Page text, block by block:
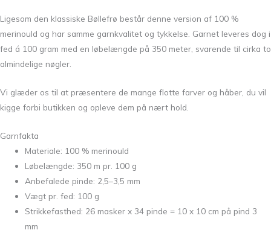
Ligesom den klassiske Bøllefrø består denne version af 100 %
merinould og har samme garnkvalitet og tykkelse. Garnet leveres dog i
fed á 100 gram med en løbelængde på 350 meter, svarende til cirka to
almindelige nøgler.
Vi glæder os til at præsentere de mange flotte farver og håber, du vil
kigge forbi butikken og opleve dem på nært hold.
Garnfakta
Materiale: 100 % merinould
Løbelængde: 350 m pr. 100 g
Anbefalede pinde: 2,5–3,5 mm
Vægt pr. fed: 100 g
Strikkefasthed: 26 masker x 34 pinde = 10 x 10 cm på pind 3
mm